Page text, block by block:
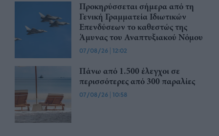
Προκηρύσσεται σήμερα από τη
Γενική Γραμματεία Ιδιωτικών
Επενδύσεων το καθεστώς της
Άμυνας του Αναπτυξιακού Νόμου
07/08/26 | 12:02
Πάνω από 1.500 έλεγχοι σε
περισσότερες από 300 παραλίες
07/08/26 | 10:58